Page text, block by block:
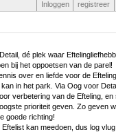
Inloggen registreer
dé plek waar
bij het oppoetsen van de parel!
over en liefde voor de
in het park. Via Oog voor
verbe­tering van de Efteling, en
priori­teit geven. Zo geven
goede richting!
kan meedoen, dus log